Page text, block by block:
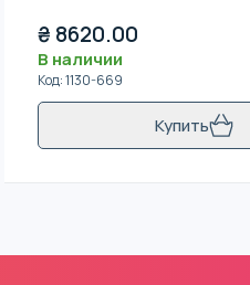
₴ 8620.00
В наличии
Код:1130-669
Купить